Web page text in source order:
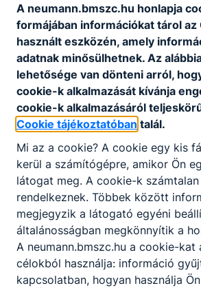
Women4Cyber
Women4Cyber Hungary
WITSEC
Nők a Tudományban Egyesület
Lányok napja
TechCsajok
A neumann.bmszc.hu honlapja
formájában információkat tárol az
használt eszközén, amely
adatnak minősülhetnek. Az
lehetősége van dönteni arról,
cookie-k alkalmazását kívánja
cookie-k alkalmazásáról
Cookie tájékoztatóban talál.
Mi az a cookie? A cookie egy kis
kerül a számítógépre, amikor Ön
látogat meg. A cookie-k
rendelkeznek. Többek között
megjegyzik a látogató egyéni
általánosságban megkönnyítik a
A neumann.bmszc.hu a cookie-kat
célokból használja: információ
kapcsolatban, hogyan használja